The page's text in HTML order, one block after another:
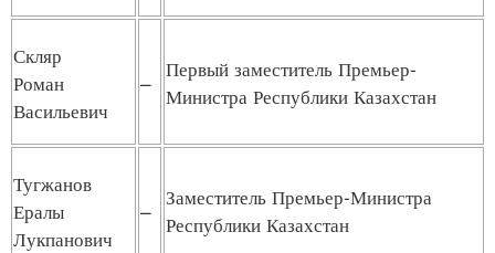
Скляр
Роман
Васильевич
–
Первый заместитель Премьер-
Министра Республики Казахстан
Тугжанов
Ералы
Лукпанович
–
Заместитель Премьер-Министра
Республики Казахстан